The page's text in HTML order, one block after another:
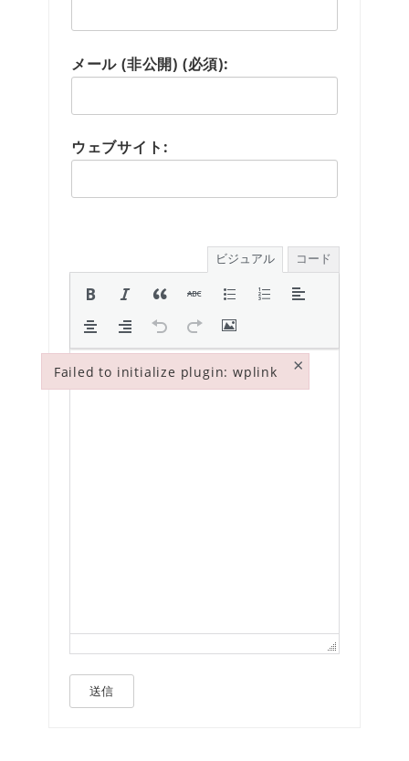
メール (非公開) (必須):
ウェブサイト:
ビジュアル コード
送信
Failed to initialize plugin: wplink ×
Failed to initialize plugin: wplink